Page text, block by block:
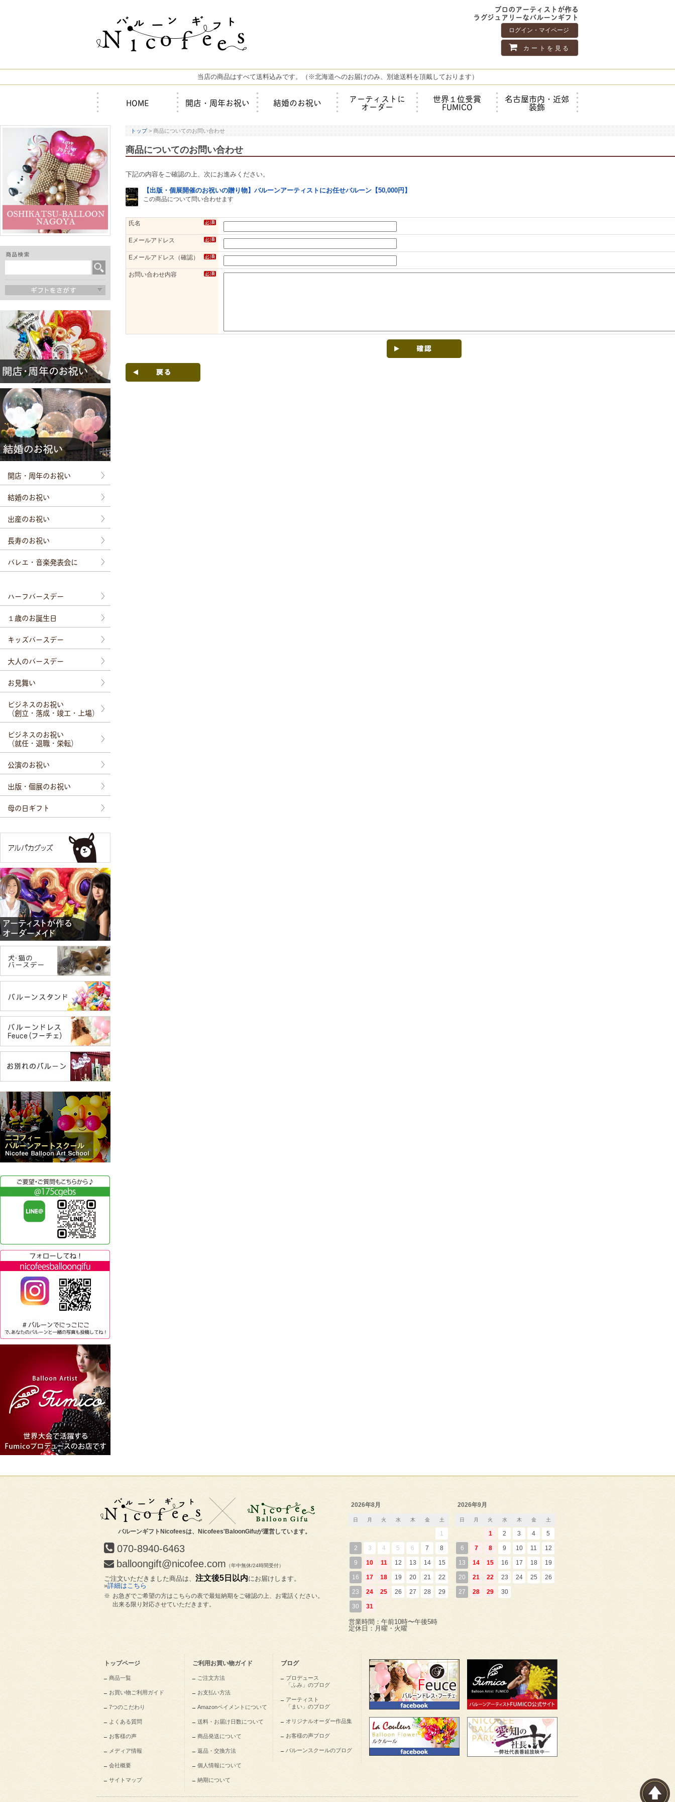
プロのアーティストが作る
ラグジュアリーなバルーンギフト
ログイン・マイページ
カートを見る
当店の商品はすべて送料込みです。（※北海道へのお届けのみ、別途送料を頂戴しております）
HOME 開店・周年お祝い 結婚のお祝い アーティストに
オーダー
世界１位受賞
FUMICO
名古屋市内・近郊
装飾
開店・周年のお祝い
結婚のお祝い
出産のお祝い
長寿のお祝い
バレエ・音楽発表会に
ハーフバースデー
１歳のお誕生日
キッズバースデー
大人のバースデー
お見舞い
ビジネスのお祝い
（創立・落成・竣工・上場）
ビジネスのお祝い
（就任・退職・栄転）
公演のお祝い
出版・個展のお祝い
母の日ギフト
トップ> 商品についてのお問い合わせ
商品についてのお問い合わせ
下記の内容をご確認の上、次にお進みください。
【出版・個展開催のお祝いの贈り物】バルーンアーティストにお任せバルーン【50,000円】
この商品について問い合わせます
氏名
Eメールアドレス
Eメールアドレス（確認）
お問い合わせ内容
バルーンギフトNicofeesは、Nicofees'BaloonGifuが運営しています。
070-8940-6463
balloongift@nicofee.com （年中無休/24時間受付）
ご注文いただきました商品は、 注文後5日以内にお届けします。
»詳細はこちら
※ お急ぎでご希望の方はこちらの表で最短納期をご確認の上、お電話ください。
出来る限り対応させていただきます。
2026年8月
日 月 火 水 木 金 土
1
2 3 4 5 6 7 8
9 10 11 12 13 14 15
16 17 18 19 20 21 22
23 24 25 26 27 28 29
30 31
2026年9月
日 月 火 水 木 金 土
1 2 3 4 5
6 7 8 9 10 11 12
13 14 15 16 17 18 19
20 21 22 23 24 25 26
27 28 29 30
営業時間：午前10時〜午後5時
定休日：月曜・火曜
トップページ
商品一覧
お買い物ご利用ガイド
7つのこだわり
よくある質問
お客様の声
メディア情報
会社概要
サイトマップ
ご利用お買い物ガイド
ご注文方法
お支払い方法
Amazonペイメントについて
送料・お届け日数について
商品発送について
返品・交換方法
個人情報について
納期について
ブログ
プロデュース
「ふみ」のブログ
アーティスト
「まい」のブログ
オリジナルオーダー作品集
お客様の声ブログ
バルーンスクールのブログ